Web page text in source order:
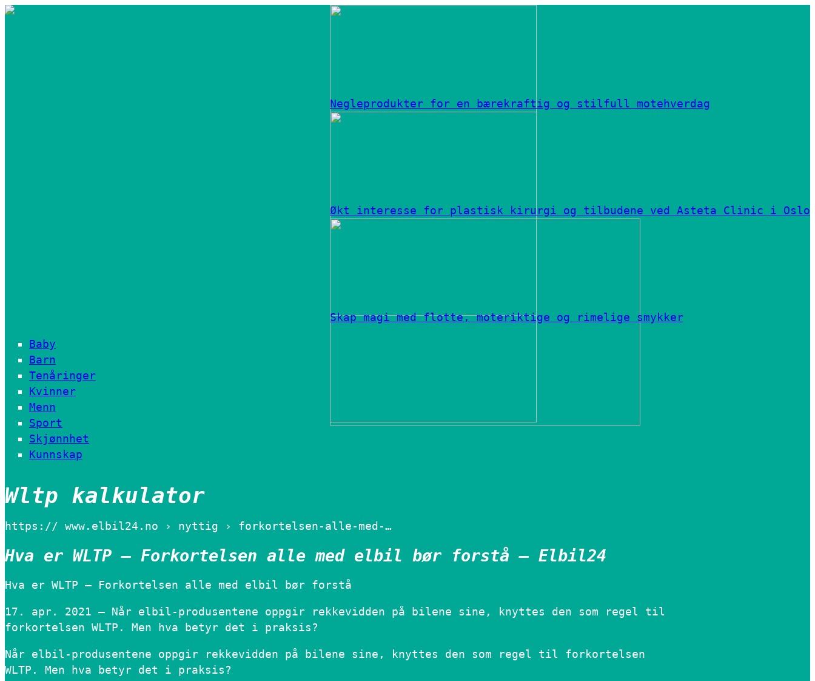
Negleprodukter for en bærekraftig og stilfull motehverdag
Økt interesse for plastisk kirurgi og tilbudene ved Asteta Clinic i Oslo
Skap magi med flotte, moteriktige og rimelige smykker
Baby
Barn
Tenåringer
Kvinner
Menn
Sport
Skjønnhet
Kunnskap
Wltp kalkulator
https:// www.elbil24.no › nyttig › forkortelsen-alle-med-…
Hva er WLTP – Forkortelsen alle med elbil bør forstå – Elbil24
Hva er WLTP – Forkortelsen alle med elbil bør forstå
17. apr. 2021 — Når elbil-produsentene oppgir rekkevidden på bilene sine, knyttes den som regel til
forkortelsen WLTP. Men hva betyr det i praksis?
Når elbil-produsentene oppgir rekkevidden på bilene sine, knyttes den som regel til forkortelsen
WLTP. Men hva betyr det i praksis?